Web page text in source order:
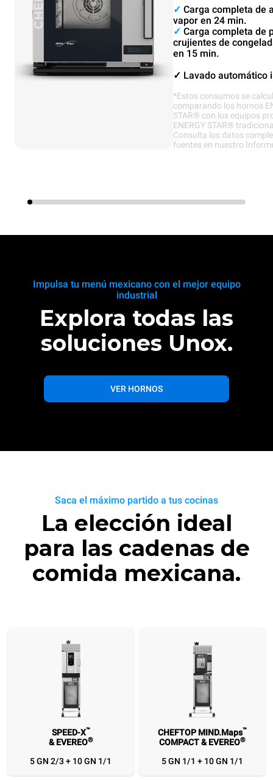
✓ Carga completa de
vapor en 24 min.
✓ Carga completa de
crujientes de
en 15 min.
✓ Lavado automático
*Estos consumos se
comparando los hornos
STAR® con los equipos
ENERGY STAR®
Consulta los datos
fuentes en nuestro
Impulsa tu menú mexicano con el mejor equipo
industrial
Explora todas las
soluciones Unox.
VER HORNOS
Saca el máximo partido a tus cocinas
La elección ideal
para las cadenas de
comida mexicana.
SPEED-X™ CHEFTOP MIND.Maps™ SPEED.Pro
SPEED-X™
& EVEREO®
5 GN 2/3 + 10 GN 1/1
CHEFTOP MIND.Maps™
COMPACT & EVEREO®
5 GN 1/1 + 10 GN 1/1